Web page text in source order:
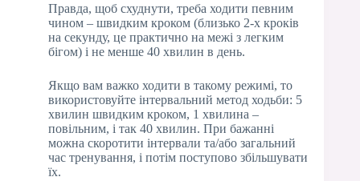
Правда, щоб схуднути, треба ходити певним
чином – швидким кроком (близько 2-х кроків
на секунду, це практично на межі з легким
бігом) і не менше 40 хвилин в день.
Якщо вам важко ходити в такому режимі, то
використовуйте інтервальний метод ходьби: 5
хвилин швидким кроком, 1 хвилина –
повільним, і так 40 хвилин. При бажанні
можна скоротити інтервали та/або загальний
час тренування, і потім поступово збільшувати
їх.